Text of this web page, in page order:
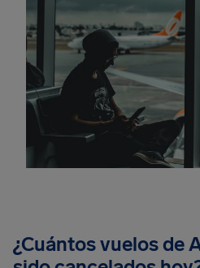
¿Cuántos vuelos de